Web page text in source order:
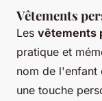
Vêtements
Les vêtements
pratique et
nom de l'enfant
une touche